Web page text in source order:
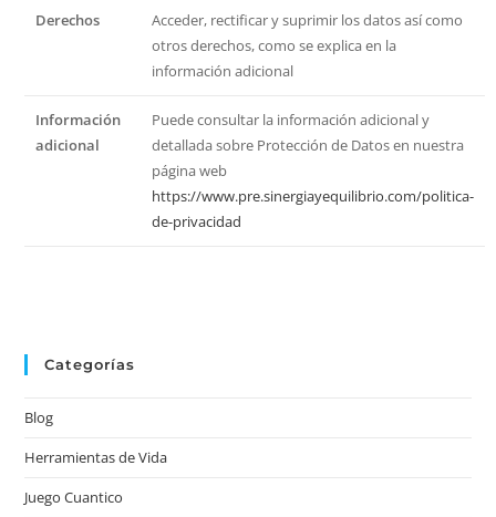
Derechos
Acceder, rectificar y suprimir los datos así como
otros derechos, como se explica en la
información adicional
Información
adicional
Puede consultar la información adicional y
detallada sobre Protección de Datos en nuestra
página web
https://www.pre.sinergiayequilibrio.com/politica-
de-privacidad
Categorías
Blog
Herramientas de Vida
Juego Cuantico